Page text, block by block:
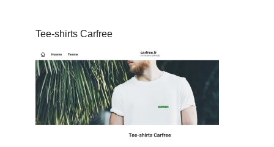
Tee-shirts Carfree